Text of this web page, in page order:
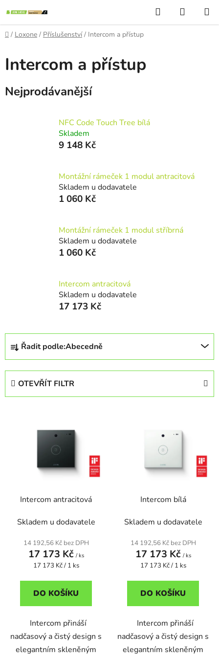
na
obsah
Hledat
KOŠÍK
Domů
/ Loxone / Příslušenství / Intercom a přístup
Intercom a přístup
Nejprodávanější
NFC Code Touch Tree bílá
Skladem
9 148 Kč
Montážní rámeček 1 modul antracitová
Skladem u dodavatele
1 060 Kč
Montážní rámeček 1 modul stříbrná
Skladem u dodavatele
1 060 Kč
Intercom antracitová
Skladem u dodavatele
17 173 Kč
Ř
z
Řadit podle:Abecedně
OTEVŘÍT FILTR
Intercom antracitová
Skladem u dodavatele
14 192,56 Kč bez DPH
17 173 Kč / ks
Měrná
17 173 Kč / 1 ks
DO KOŠÍKU
Intercom přináší
nadčasový a čistý design s
elegantním skleněným
Intercom bílá
Skladem u dodavatele
14 192,56 Kč bez DPH
17 173 Kč / ks
Měrná
17 173 Kč / 1 ks
DO KOŠÍKU
Intercom přináší
nadčasový a čistý design s
elegantním skleněným